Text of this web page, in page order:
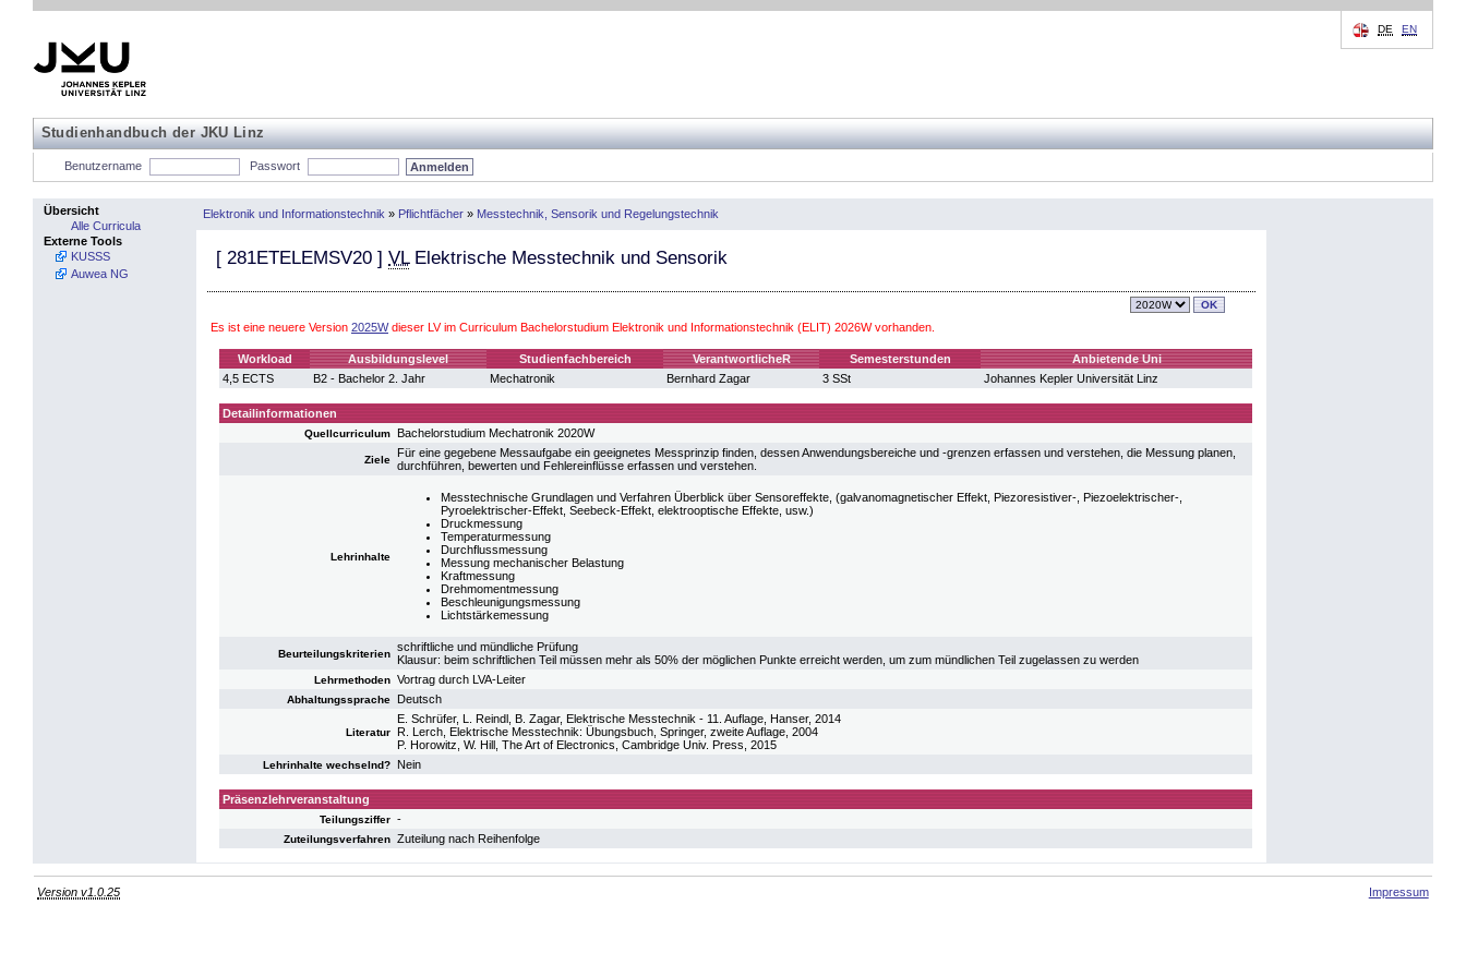
Studienhandbuch der JKU Linz
DE EN
Benutzername Passwort
Übersicht
Alle Curricula
Externe Tools
KUSSS
Auwea NG
Elektronik und Informationstechnik » Pflichtfächer » Messtechnik, Sensorik und Regelungstechnik
[ 281ETELEMSV20 ] VLElektrische Messtechnik und Sensorik
Es ist eine neuere Version 2025Wdieser LV im Curriculum Bachelorstudium Elektronik und Informationstechnik (ELIT) 2026W vorhanden.
Workload Ausbildungslevel Studienfachbereich VerantwortlicheR Semesterstunden
Anbietende Uni
4,5 ECTS
B2 - Bachelor 2. Jahr Mechatronik Bernhard Zagar 3 SSt Johannes Kepler Universität Linz
Detailinformationen
Quellcurriculum Bachelorstudium Mechatronik 2020W
Ziele
Für eine gegebene Messaufgabe ein geeignetes Messprinzip finden, dessen Anwendungsbereiche und -grenzen erfassen und verstehen, die Messung planen,
durchführen, bewerten und Fehlereinflüsse erfassen und verstehen.
Lehrinhalte
Messtechnische Grundlagen und Verfahren Überblick über Sensoreffekte, (galvanomagnetischer Effekt, Piezoresistiver-, Piezoelektrischer-,
Pyroelektrischer-Effekt, Seebeck-Effekt, elektrooptische Effekte, usw.)
Druckmessung
Temperaturmessung
Durchflussmessung
Messung mechanischer Belastung
Kraftmessung
Drehmomentmessung
Beschleunigungsmessung
Lichtstärkemessung
Beurteilungskriterien
schriftliche und mündliche Prüfung
Klausur: beim schriftlichen Teil müssen mehr als 50% der möglichen Punkte erreicht werden, um zum mündlichen Teil zugelassen zu werden
Lehrmethoden Vortrag durch LVA-Leiter
Abhaltungssprache Deutsch
Literatur
E. Schrüfer, L. Reindl, B. Zagar, Elektrische Messtechnik - 11. Auflage, Hanser, 2014
R. Lerch, Elektrische Messtechnik: Übungsbuch, Springer, zweite Auflage, 2004
P. Horowitz, W. Hill, The Art of Electronics, Cambridge Univ. Press, 2015
Lehrinhalte wechselnd? Nein
Präsenzlehrveranstaltung
Teilungsziffer -
Zuteilungsverfahren Zuteilung nach Reihenfolge
Version v1.0.25 Impressum